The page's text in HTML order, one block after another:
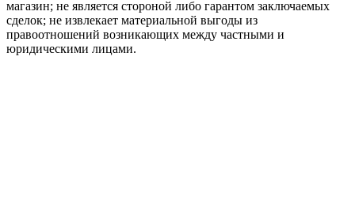
магазин; не является стороной либо гарантом заключаемых
сделок; не извлекает материальной выгоды из
правоотношений возникающих между частными и
юридическими лицами.